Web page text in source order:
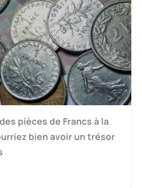
pièces de Francs à la
bien avoir un trésor